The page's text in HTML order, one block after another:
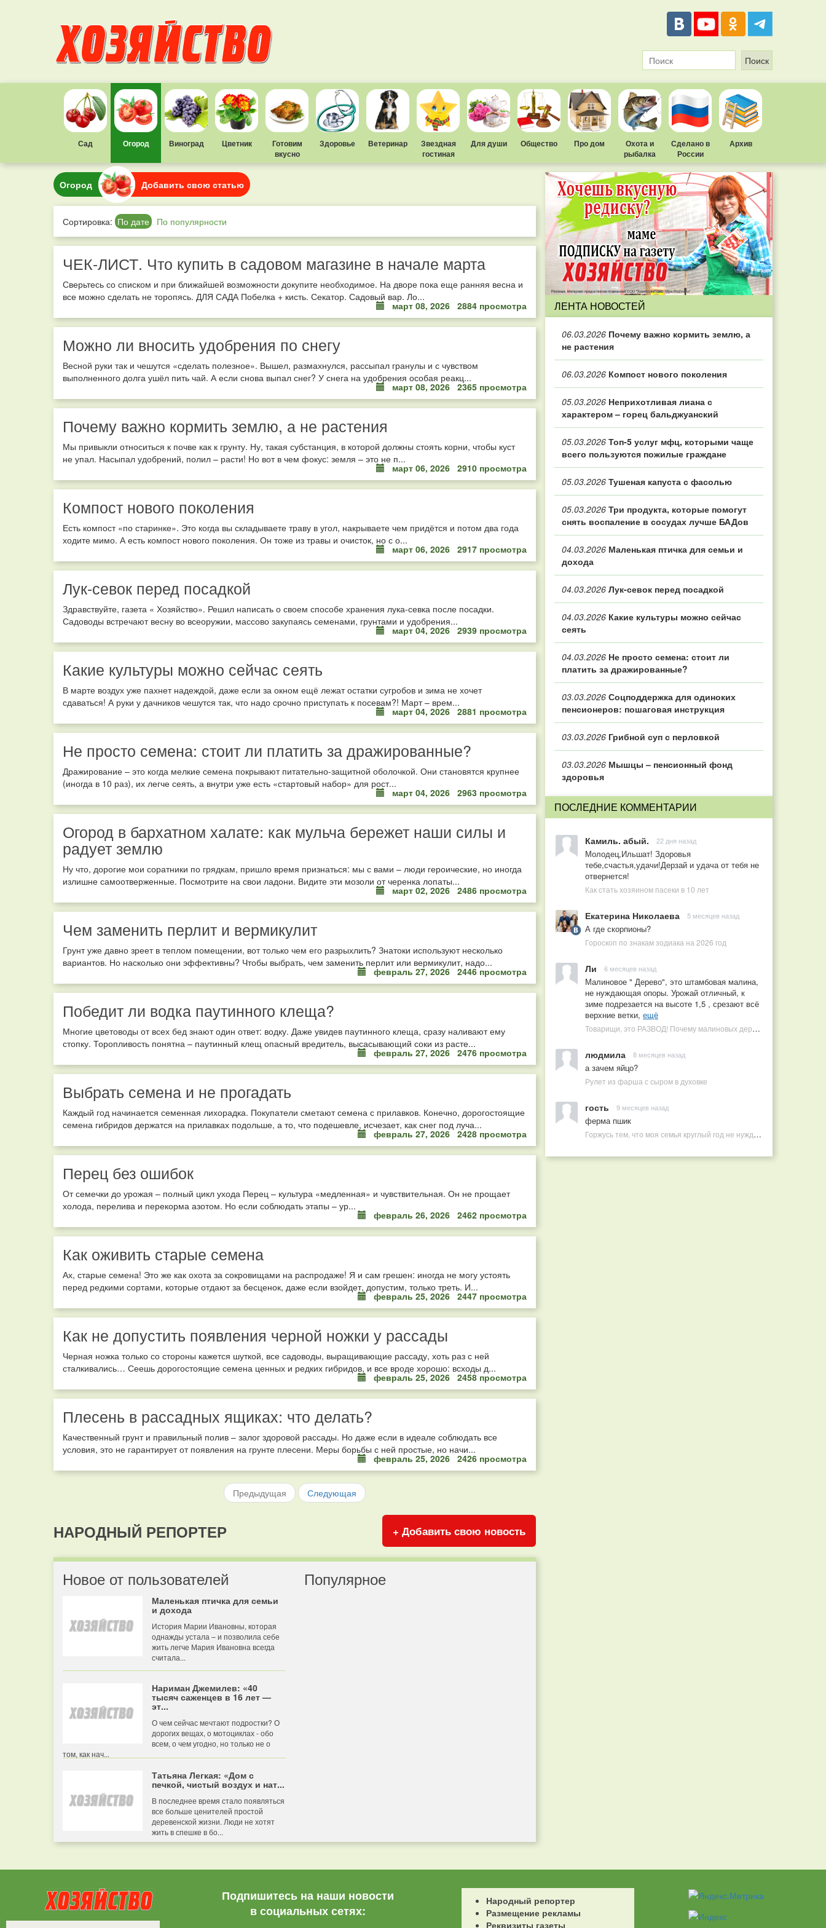
Сад Огород Виноград Цветник
Готовим
вкусно
Здоровье Ветеринар
Звездная
гостиная
Для души Общество Про дом
Охота и
рыбалка
Сделано в
России
Архив
Огород Добавить свою статью
Сортировка: По дате По популярности
ЧЕК-ЛИСТ. Что купить в садовом магазине в начале марта
Сверьтесь со списком и при ближайшей возможности докупите необходимое. На дворе пока еще ранняя весна и
все можно сделать не торопясь. ДЛЯ САДА Побелка + кисть. Секатор. Садовый вар. Ло...
март 08, 2026 2884 просмотра
Можно ли вносить удобрения по снегу
Весной руки так и чешутся «сделать полезное». Вышел, размахнулся, рассыпал гранулы и с чувством
выполненного долга ушёл пить чай. А если снова выпал снег? У снега на удобрения особая реакц...
март 08, 2026 2365 просмотра
Почему важно кормить землю, а не растения
Мы привыкли относиться к почве как к грунту. Ну, такая субстанция, в которой должны стоять корни, чтобы куст
не упал. Насыпал удобрений, полил – расти! Но вот в чем фокус: земля – это не п...
март 06, 2026 2910 просмотра
Компост нового поколения
Есть компост «по старинке». Это когда вы складываете траву в угол, накрываете чем придётся и потом два года
ходите мимо. А есть компост нового поколения. Он тоже из травы и очисток, но с о...
март 06, 2026 2917 просмотра
Лук-севок перед посадкой
Здравствуйте, газета « Хозяйство». Решил написать о своем способе хранения лука-севка после посадки.
Садоводы встречают весну во всеоружии, массово закупаясь семенами, грунтами и удобрения...
март 04, 2026 2939 просмотра
Какие культуры можно сейчас сеять
В марте воздух уже пахнет надеждой, даже если за окном ещё лежат остатки сугробов и зима не хочет
сдаваться! А руки у дачников чешутся так, что надо срочно приступать к посевам?! Март – врем...
март 04, 2026 2881 просмотра
Не просто семена: стоит ли платить за дражированные?
Дражирование – это когда мелкие семена покрывают питательно-защитной оболочкой. Они становятся крупнее
(иногда в 10 раз), их легче сеять, а внутри уже есть «стартовый набор» для рост...
март 04, 2026 2963 просмотра
Огород в бархатном халате: как мульча бережет наши силы и
радует землю
Ну что, дорогие мои соратники по грядкам, пришло время признаться: мы с вами – люди героические, но иногда
излишне самоотверженные. Посмотрите на свои ладони. Видите эти мозоли от черенка лопаты...
март 02, 2026 2486 просмотра
Чем заменить перлит и вермикулит
Грунт уже давно зреет в теплом помещении, вот только чем его разрыхлить? Знатоки используют несколько
вариантов. Но насколько они эффективны? Чтобы выбрать, чем заменить перлит или вермикулит, надо...
февраль 27, 2026 2446 просмотра
Победит ли водка паутинного клеща?
Многие цветоводы от всех бед знают один ответ: водку. Даже увидев паутинного клеща, сразу наливают ему
стопку. Торопливость понятна – паутинный клещ опасный вредитель, высасывающий соки из расте...
февраль 27, 2026 2476 просмотра
Выбрать семена и не прогадать
Каждый год начинается семенная лихорадка. Покупатели сметают семена с прилавков. Конечно, дорогостоящие
семена гибридов держатся на прилавках подольше, а то, что подешевле, исчезает, как снег под луча...
февраль 27, 2026 2428 просмотра
Перец без ошибок
От семечки до урожая – полный цикл ухода Перец – культура «медленная» и чувствительная. Он не прощает
холода, перелива и перекорма азотом. Но если соблюдать этапы – ур...
февраль 26, 2026 2462 просмотра
Как оживить старые семена
Ах, старые семена! Это же как охота за сокровищами на распродаже! Я и сам грешен: иногда не могу устоять
перед редкими сортами, которые отдают за бесценок, даже если взойдет, допустим, только треть. И...
февраль 25, 2026 2447 просмотра
Как не допустить появления черной ножки у рассады
Черная ножка только со стороны кажется шуткой, все садоводы, выращивающие рассаду, хоть раз с ней
сталкивались… Сеешь дорогостоящие семена ценных и редких гибридов, и все вроде хорошо: всходы д...
февраль 25, 2026 2458 просмотра
Плесень в рассадных ящиках: что делать?
Качественный грунт и правильный полив – залог здоровой рассады. Но даже если в идеале соблюдать все
условия, это не гарантирует от появления на грунте плесени. Меры борьбы с ней простые, но начи...
февраль 25, 2026 2426 просмотра
Предыдущая Следующая
НАРОДНЫЙ РЕПОРТЕР + Добавить свою новость
Новое от пользователей
Маленькая птичка для семьи
и дохода
История Марии Ивановны, которая
однажды устала – и позволила себе
жить легче Мария Ивановна всегда
считала...
Нариман Джемилев: «40
тысяч саженцев в 16 лет —
эт...
О чем сейчас мечтают подростки? О
дорогих вещах, о мотоциклах - обо
всем, о чем угодно, но только не о
том, как нач...
Татьяна Легкая: «Дом с
печкой, чистый воздух и нат...
В последнее время стало появляться
все больше ценителей простой
деревенской жизни. Люди не хотят
жить в спешке в бо...
Популярное
ЛЕНТА НОВОСТЕЙ
06.03.2026 Почему важно кормить землю, а
не растения
06.03.2026 Компост нового поколения
05.03.2026 Неприхотливая лиана с
характером – горец бальджуанский
05.03.2026 Топ‑5 услуг мфц, которыми чаще
всего пользуются пожилые граждане
05.03.2026 Тушеная капуста с фасолью
05.03.2026 Три продукта, которые помогут
снять воспаление в сосудах лучше БАДов
04.03.2026 Маленькая птичка для семьи и
дохода
04.03.2026 Лук-севок перед посадкой
04.03.2026 Какие культуры можно сейчас
сеять
04.03.2026 Не просто семена: стоит ли
платить за дражированные?
03.03.2026 Соцподдержка для одиноких
пенсионеров: пошаговая инструкция
03.03.2026 Грибной суп с перловкой
03.03.2026 Мышцы – пенсионный фонд
здоровья
ПОСЛЕДНИЕ КОММЕНТАРИИ
Камиль. абый. 22 дня назад
Молодец,Ильшат! Здоровья
тебе,счастья,удачи!Дерзай и удача от тебя не
отвернется!
Как стать хозяином пасеки в 10 лет
Екатерина Николаева 5 месяцев назад
А где скорпионы?
Гороскоп по знакам зодиака на 2026 год
Ли 6 месяцев назад
Малиновое " Дерево", это штамбовая малина,
не нуждающая опоры. Урожай отличный, к
зиме подрезается на высоте 1,5 , срезают всё
верхние ветки, ещё
Товарищи, это РАЗВОД! Почему малиновых деревьев не бывает, или Как ушлые продавцы наживаются на мечтах садоводов
людмила 8 месяцев назад
а зачем яйцо?
Рулет из фарша с сыром в духовке
гость 9 месяцев назад
ферма пшик
Горжусь тем, что моя семья круглый год не нуждается в покупных витаминах
Подпишитесь на наши новости
в социальных сетях:
Народный репортер
Размещение рекламы
Реквизиты газеты